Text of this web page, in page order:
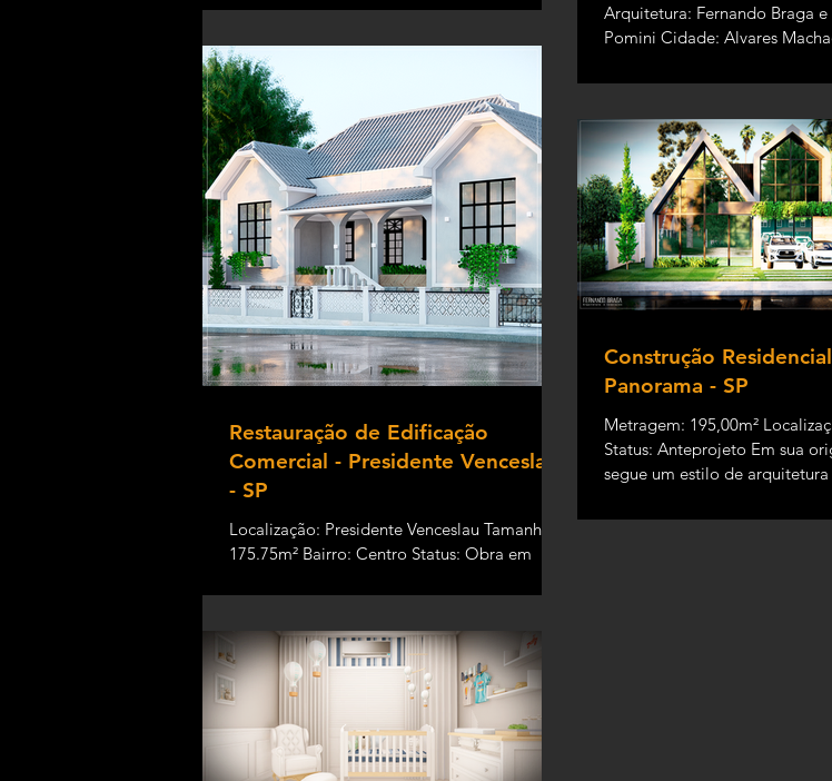
moderna tem como...
Arquitetura: Fernando Braga
Pomini Cidade: Alvares
Restauração de Edificação
Comercial - Presidente Venceslau
- SP
Localização: Presidente Venceslau Tamanho:
175.75m² Bairro: Centro Status: Obra em
possibilitam a...
Construção
Panorama - SP
Metragem: 195,00m²
Status: Anteprojeto Em sua
segue um estilo de arquitetura